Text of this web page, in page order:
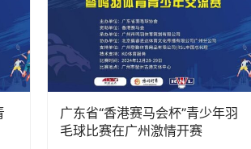
广东省“香港赛马会杯”青少年羽
毛球比赛在广州激情开赛